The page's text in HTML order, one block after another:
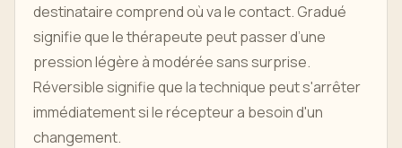
destinataire comprend où va le contact. Gradué
signifie que le thérapeute peut passer d’une
pression légère à modérée sans surprise.
Réversible signifie que la technique peut s'arrêter
immédiatement si le récepteur a besoin d'un
changement.